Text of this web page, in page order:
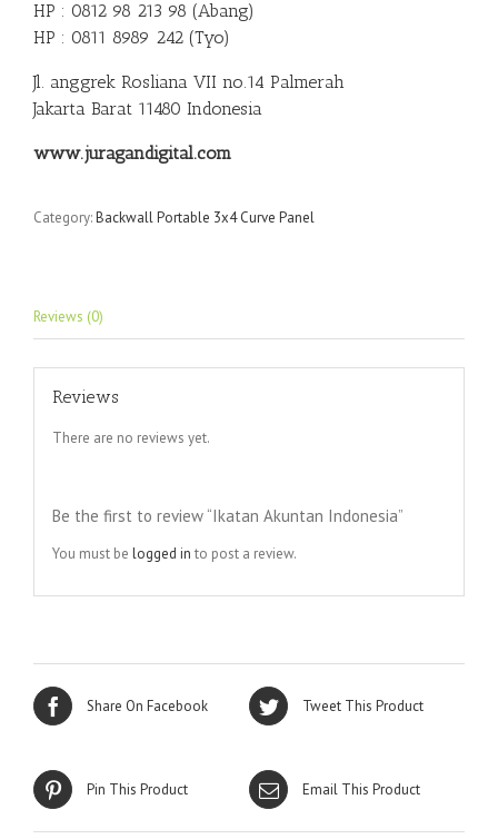
HP : 0812 98 213 98 (Abang)
HP : 0811 8989 242 (Tyo)
Jl. anggrek Rosliana VII no.14 Palmerah
Jakarta Barat 11480 Indonesia
www.juragandigital.com
Category:Backwall Portable 3x4 Curve Panel
Reviews (0)
Reviews
There are no reviews yet.
Be the first to review “Ikatan Akuntan Indonesia”
You must be logged in to post a review.
Share On Facebook Tweet This Product
Pin This Product Email This Product